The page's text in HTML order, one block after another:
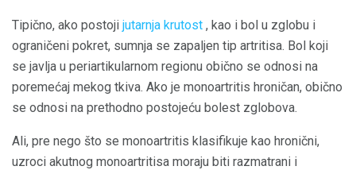
Tipično, ako postoji jutarnja krutost , kao i bol u zglobu i
ograničeni pokret, sumnja se zapaljen tip artritisa. Bol koji
se javlja u periartikularnom regionu obično se odnosi na
poremećaj mekog tkiva. Ako je monoartritis hroničan, obično
se odnosi na prethodno postojeću bolest zglobova.
Ali, pre nego što se monoartritis klasifikuje kao hronični,
uzroci akutnog monoartritisa moraju biti razmatrani i